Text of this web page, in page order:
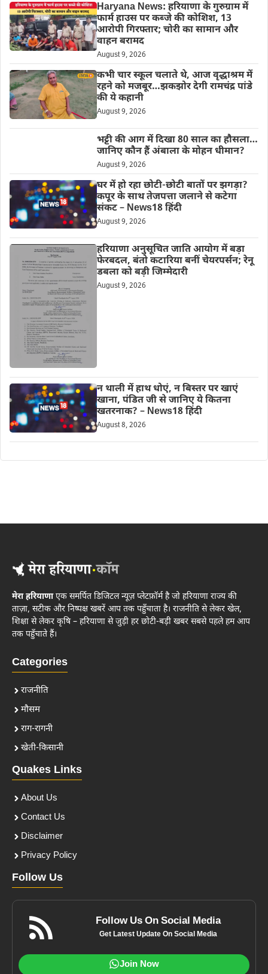
Haryana News: हरियाणा के गुरुग्राम में
फार्म हाउस पर कब्जे की कोशिश, 13
आरोपी गिरफ्तार; चोरी का सामान और
वाहन बरामद
August 9, 2026
कभी चार स्कूल चलाते थे, आज वृद्धाश्रम में
रहने को मजबूर…झकझोर देगी रामचंद्र पांडे
की ये कहानी
August 9, 2026
भट्टी की आग में दिखा 80 साल का हौसला…
जानिए कौन हैं अंबाला के मोहन धीमान?
August 9, 2026
घर में हो रहा छोटी-छोटी बातों पर झगड़ा?
कपूर के साथ तेजपत्ता जलाने से कटेगा
संकट – News18 हिंदी
August 9, 2026
हरियाणा अनुसूचित जाति आयोग में बड़ा
फेरबदल, बंतो कटारिया बनीं चेयरपर्सन; रेनू
डबला को बड़ी जिम्मेदारी
August 9, 2026
न थाली में हाथ धोएं, न बिस्तर पर खाएं
खाना, पंडित जी से जानिए ये कितना
खतरनाक? – News18 हिंदी
August 8, 2026
मेरा हरियाणाएक समर्पित डिजिटल न्यूज़ प्लेटफ़ॉर्म है जो हरियाणा राज्य की
ताज़ा, सटीक और निष्पक्ष खबरें आप तक पहुँचाता है। राजनीति से लेकर खेल,
शिक्षा से लेकर कृषि – हरियाणा से जुड़ी हर छोटी-बड़ी खबर सबसे पहले हम आप
तक पहुँचाते हैं।
Categories
राजनीति
मौसम
राग-रागनी
खेती-किसानी
Quakes Links
About Us
Contact Us
Disclaimer
Privacy Policy
Follow Us
Follow Us On Social Media
Get Latest Update On Social Media
Join Now